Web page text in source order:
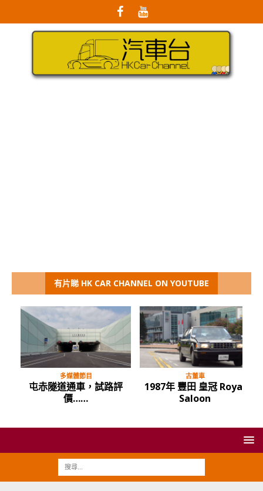
有片睇 HK CAR CHANNEL ON YOUTUBE
多媒體節目
屯赤隧道通車，試路評
價……
古董車
1987年 豐田 皇冠 Royal
Saloon